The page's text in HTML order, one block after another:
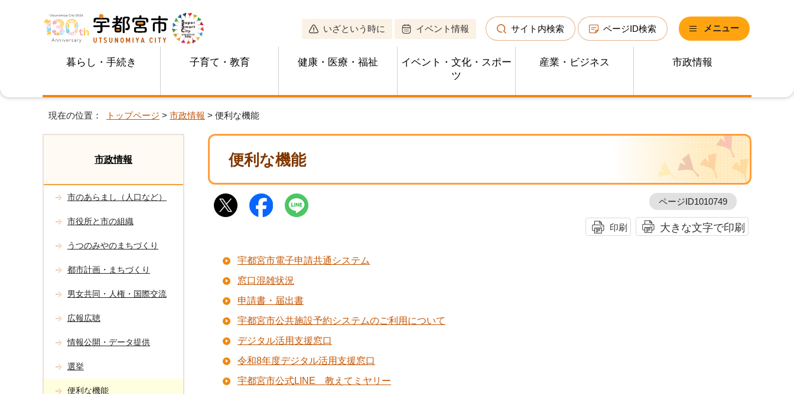
いざという時に イベント情報 サイト内検索 ページID検索 メニュー
暮らし・手続き 子育て・教育 健康・医療・福祉
イベント・文化・スポー
ツ
産業・ビジネス 市政情報
現在の位置： トップページ > 市政情報 > 便利な機能
便利な機能
ページID1010749
印刷 大きな文字で印刷
宇都宮市電子申請共通システム
窓口混雑状況
申請書・届出書
宇都宮市公共施設予約システムのご利用について
デジタル活用支援窓口
令和8年度デジタル活用支援窓口
宇都宮市公式LINE 教えてミヤリー
市政情報
市のあらまし（人口など）
市役所と市の組織
うつのみやのまちづくり
都市計画・まちづくり
男女共同・人権・国際交流
広報広聴
情報公開・データ提供
選挙
便利な機能